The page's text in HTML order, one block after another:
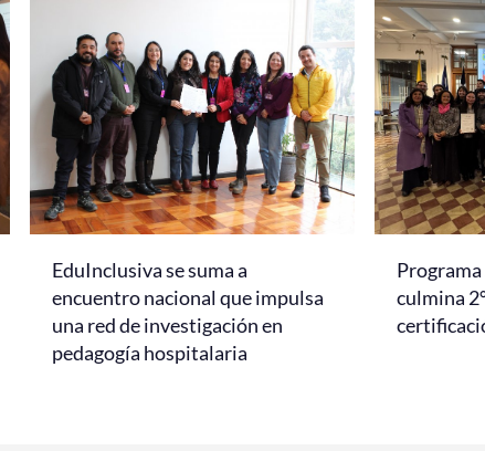
EduInclusiva se suma a
encuentro nacional que impulsa
una red de investigación en
pedagogía hospitalaria
culmina